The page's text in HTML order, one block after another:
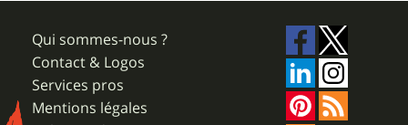
Qui sommes-nous ?
Contact & Logos
Services pros
Mentions légales